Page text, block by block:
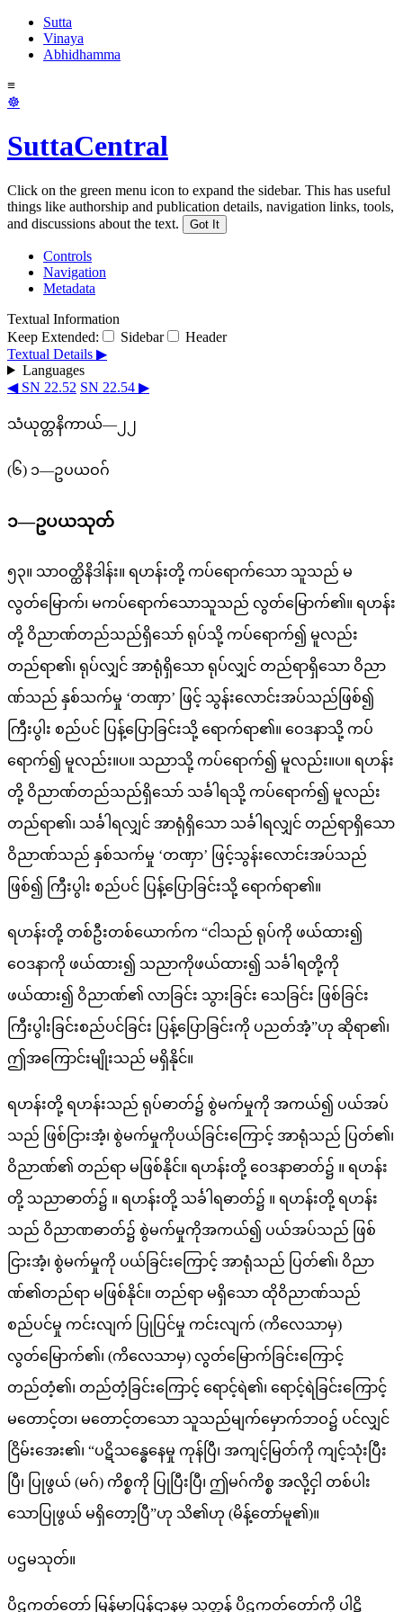
Sutta
Vinaya
Abhidhamma
≡
☸
SuttaCentral
Click on the green menu icon to expand the sidebar. This has useful
things like authorship and publication details, navigation links, tools,
and discussions about the text.
Got It
Controls
Navigation
Metadata
Textual Information
Keep Extended:
Sidebar
Header
Textual Details ▶
Languages
◀ SN 22.52 SN 22.54 ▶
သံယုတ္တနိကာယ်—၂၂
(၆) ၁—ဥပယဝဂ်
၁—ဥပယသုတ်
၅၃။ သာဝတ္ထိနိဒါန်း။ ရဟန်းတို့ ကပ်ရောက်သော သူသည် မ
လွတ်မြောက်၊ မကပ်ရောက်သောသူသည် လွတ်မြောက်၏။ ရဟန်း
တို့ ဝိညာဏ်တည်သည်ရှိသော် ရုပ်သို့ ကပ်ရောက်၍ မူလည်း
တည်ရာ၏၊ ရုပ်လျှင် အာရုံရှိသော ရုပ်လျှင် တည်ရာရှိသော ဝိညာ
ဏ်သည် နှစ်သက်မှု ‘တဏှာ’ ဖြင့် သွန်းလောင်းအပ်သည်ဖြစ်၍
ကြီးပွါး စည်ပင် ပြန့်ပြောခြင်းသို့ ရောက်ရာ၏။ ဝေဒနာသို့ ကပ်
ရောက်၍ မူလည်း။ပ။ သညာသို့ ကပ်ရောက်၍ မူလည်း။ပ။ ရဟန်း
တို့ ဝိညာဏ်တည်သည်ရှိသော် သင်္ခါရသို့ ကပ်ရောက်၍ မူလည်း
တည်ရာ၏၊ သင်္ခါရလျှင် အာရုံရှိသော သင်္ခါရလျှင် တည်ရာရှိသော
ဝိညာဏ်သည် နှစ်သက်မှု ‘တဏှာ’ ဖြင့်သွန်းလောင်းအပ်သည်
ဖြစ်၍ ကြီးပွါး စည်ပင် ပြန့်ပြောခြင်းသို့ ရောက်ရာ၏။
ရဟန်းတို့ တစ်ဦးတစ်ယောက်က “ငါသည် ရုပ်ကို ဖယ်ထား၍
ဝေဒနာကို ဖယ်ထား၍ သညာကိုဖယ်ထား၍ သင်္ခါရတို့ကို
ဖယ်ထား၍ ဝိညာဏ်၏ လာခြင်း သွားခြင်း သေခြင်း ဖြစ်ခြင်း
ကြီးပွါးခြင်းစည်ပင်ခြင်း ပြန့်ပြောခြင်းကို ပညတ်အံ့”ဟု ဆိုရာ၏၊
ဤအကြောင်းမျိုးသည် မရှိနိုင်။
ရဟန်းတို့ ရဟန်းသည် ရုပ်ဓာတ်၌ စွဲမက်မှုကို အကယ်၍ ပယ်အပ်
သည် ဖြစ်ငြားအံ့၊ စွဲမက်မှုကိုပယ်ခြင်းကြောင့် အာရုံသည် ပြတ်၏၊
ဝိညာဏ်၏ တည်ရာ မဖြစ်နိုင်။ ရဟန်းတို့ ဝေဒနာဓာတ်၌ ။ ရဟန်း
တို့ သညာဓာတ်၌ ။ ရဟန်းတို့ သင်္ခါရဓာတ်၌ ။ ရဟန်းတို့ ရဟန်း
သည် ဝိညာဏဓာတ်၌ စွဲမက်မှုကိုအကယ်၍ ပယ်အပ်သည် ဖြစ်
ငြားအံ့၊ စွဲမက်မှုကို ပယ်ခြင်းကြောင့် အာရုံသည် ပြတ်၏၊ ဝိညာ
ဏ်၏တည်ရာ မဖြစ်နိုင်။ တည်ရာ မရှိသော ထိုဝိညာဏ်သည်
စည်ပင်မှု ကင်းလျက် ပြုပြင်မှု ကင်းလျက် (ကိလေသာမှ)
လွတ်မြောက်၏၊ (ကိလေသာမှ) လွတ်မြောက်ခြင်းကြောင့်
တည်တံ့၏၊ တည်တံ့ခြင်းကြောင့် ရောင့်ရဲ၏၊ ရောင့်ရဲခြင်းကြောင့်
မတောင့်တ၊ မတောင့်တသော သူသည်မျက်မှောက်ဘဝ၌ ပင်လျှင်
ငြိမ်းအေး၏၊ “ပဋိသန္ဓေနေမှု ကုန်ပြီ၊ အကျင့်မြတ်ကို ကျင့်သုံးပြီး
ပြီ၊ ပြုဖွယ် (မဂ်) ကိစ္စကို ပြုပြီးပြီ၊ ဤမဂ်ကိစ္စ အလို့ငှါ တစ်ပါး
သောပြုဖွယ် မရှိတော့ပြီ”ဟု သိ၏ဟု (မိန့်တော်မူ၏)။
ပဌမသုတ်။
ပိဋကတ်တော် မြန်မာပြန်ဌာနမှ သုတ္တန် ပိဋကတ်တော်ကို ပါဠိ